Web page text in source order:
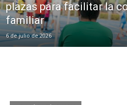
plazas para facilitar la
familiar
6 de julio de 2026